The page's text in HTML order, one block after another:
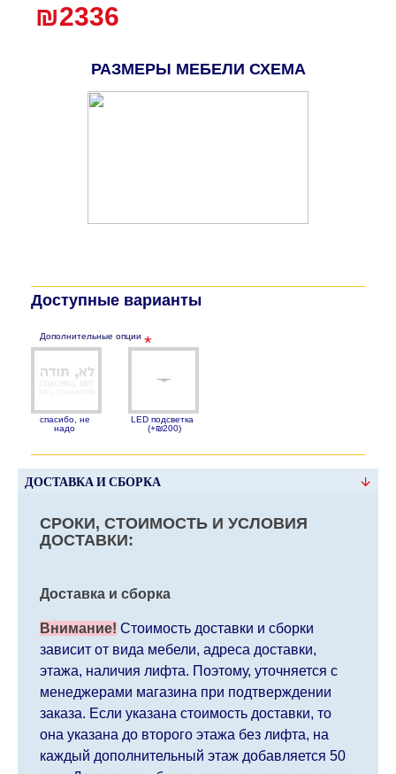
РАЗМЕРЫ МЕБЕЛИ СХЕМА
₪2336
Доступные варианты
Дополнительные опции
спасибо, не
надо
LED подсветка
(+₪200)
ДОСТАВКА И СБОРКА
СРОКИ, СТОИМОСТЬ И УСЛОВИЯ
ДОСТАВКИ:
Доставка и сборка
Внимание! Стоимость доставки и сборки
зависит от вида мебели, адреса доставки,
этажа, наличия лифта. Поэтому, уточняется с
менеджерами магазина при подтверждении
заказа. Если указана стоимость доставки, то
она указана до второго этажа без лифта, на
каждый дополнительный этаж добавляется 50